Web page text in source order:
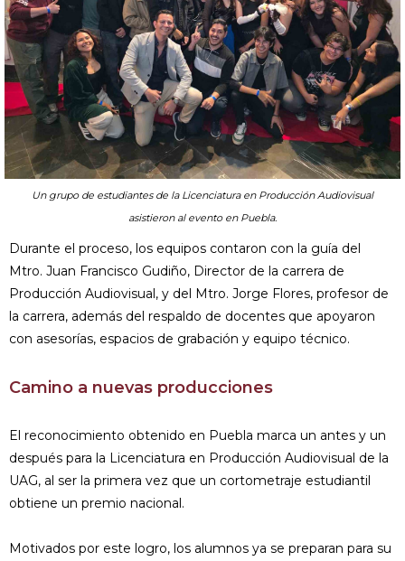
Un grupo de estudiantes de la Licenciatura en Producción Audiovisual
asistieron al evento en Puebla.
Durante el proceso, los equipos contaron con la guía del
Mtro. Juan Francisco Gudiño, Director de la carrera de
Producción Audiovisual, y del Mtro. Jorge Flores, profesor de
la carrera, además del respaldo de docentes que apoyaron
con asesorías, espacios de grabación y equipo técnico.
Camino a nuevas producciones
El reconocimiento obtenido en Puebla marca un antes y un
después para la Licenciatura en Producción Audiovisual de la
UAG, al ser la primera vez que un cortometraje estudiantil
obtiene un premio nacional.
Motivados por este logro, los alumnos ya se preparan para su